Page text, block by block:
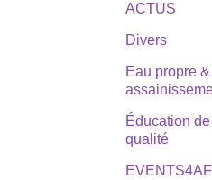
ACTUS
Divers
Eau propre &
Éducation de
qualité